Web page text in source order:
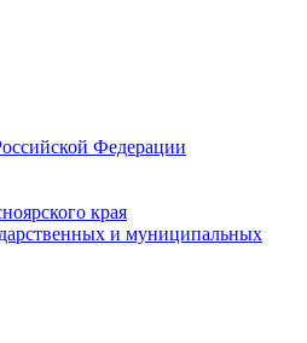
Федерации
края
и муниципальных